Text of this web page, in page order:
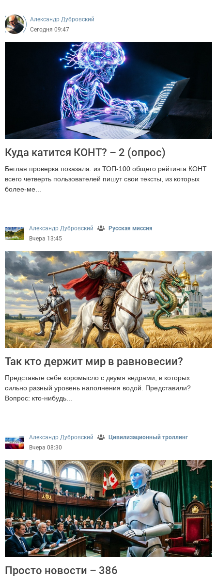
Александр Дубровский
Сегодня 09:47
Куда катится КОНТ? – 2 (опрос)
Беглая проверка показала: из ТОП-100 общего рейтинга КОНТ
всего четверть пользователей пишут свои тексты, из которых
более-ме...
Александр Дубровский
Русская миссия
Вчера 13:45
Так кто держит мир в равновесии?
Представьте себе коромысло с двумя ведрами, в которых
сильно разный уровень наполнения водой. Представили?
Вопрос: кто-нибудь...
Александр Дубровский
Цивилизационный троллинг
Вчера 08:30
Просто новости – 386